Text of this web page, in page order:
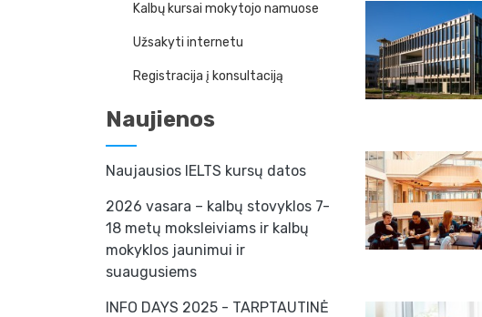
Kalbų kursai mokytojo namuose
Užsakyti internetu
Registracija į konsultaciją
Naujienos
Naujausios IELTS kursų datos
2026 vasara – kalbų stovyklos 7-
18 metų moksleiviams ir kalbų
mokyklos jaunimui ir
suaugusiems
INFO DAYS 2025 - TARPTAUTINĖ